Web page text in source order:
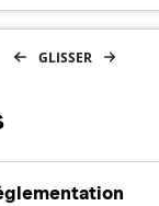
GLISSER